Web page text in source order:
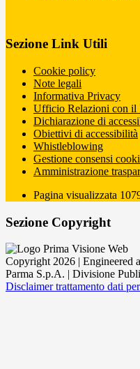
Sezione Link Utili
Cookie policy
Note legali
Informativa Privacy
Ufficio Relazioni con il
Dichiarazione di
Obiettivi di accessibilità
Whistleblowing
Gestione consensi
Amministrazione
Pagina visualizzata
Sezione Copyright
Copyright 2026 | Engineered
Parma S.p.A. | Divisione
Disclaimer trattamento dati